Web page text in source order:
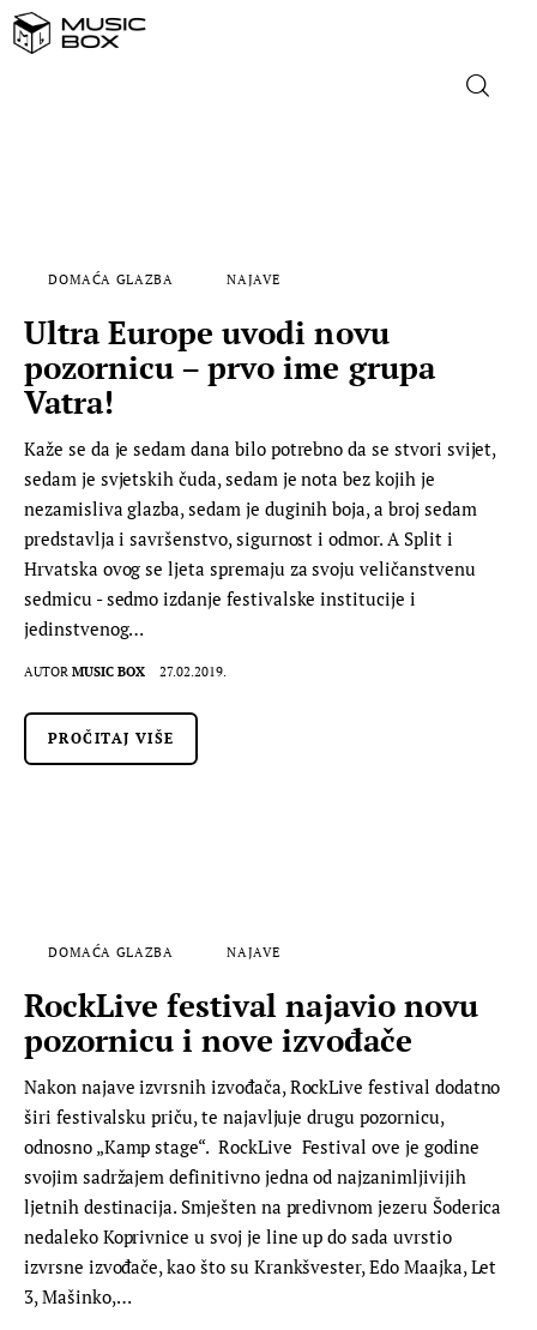
FILM
MUSIC BOX
DOMAĆA GLAZBA NAJAVE
Ultra Europe uvodi novu
pozornicu – prvo ime grupa
Vatra!
Kaže se da je sedam dana bilo potrebno da se stvori svijet,
sedam je svjetskih čuda, sedam je nota bez kojih je
nezamisliva glazba, sedam je duginih boja, a broj sedam
predstavlja i savršenstvo, sigurnost i odmor. A Split i
Hrvatska ovog se ljeta spremaju za svoju veličanstvenu
sedmicu - sedmo izdanje festivalske institucije i
jedinstvenog…
AUTOR MUSIC BOX 27.02.2019.
PROČITAJ VIŠE
DOMAĆA GLAZBA NAJAVE
RockLive festival najavio novu
pozornicu i nove izvođače
Nakon najave izvrsnih izvođača, RockLive festival dodatno
širi festivalsku priču, te najavljuje drugu pozornicu,
odnosno „Kamp stage“. RockLive Festival ove je godine
svojim sadržajem definitivno jedna od najzanimljivijih
ljetnih destinacija. Smješten na predivnom jezeru Šoderica
nedaleko Koprivnice u svoj je line up do sada uvrstio
izvrsne izvođače, kao što su Krankšvester, Edo Maajka, Let
3, Mašinko,…